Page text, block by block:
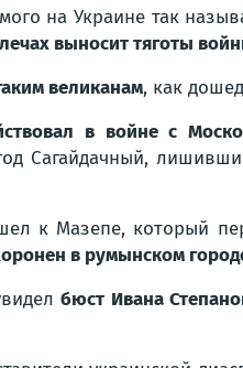
на Украине так
выносит тяготы
великанам, как
в войне с
Сагайдачный,
к Мазепе, который
в румынском
бюст Ивана